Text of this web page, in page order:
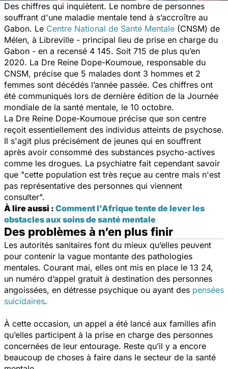
Des chiffres qui inquiètent. Le nombre de personnes
souffrant d'une maladie mentale tend à s’accroître au
Gabon. Le Centre National de Santé Mentale (CNSM) de
Mélen, à Libreville - principal lieu de prise en charge du
Gabon - en a recensé 4 145. Soit 715 de plus qu’en
2020. La Dre Reine Dope-Koumoue, responsable du
CNSM, précise que 5 malades dont 3 hommes et 2
femmes sont décédés l’année passée. Ces chiffres ont
été communiqués lors de dernière édition de la Journée
mondiale de la santé mentale, le 10 octobre.
La Dre Reine Dope-Koumoue précise que son centre
reçoit essentiellement des individus atteints de psychose.
Il s'agit plus précisément de jeunes qui en souffrent
après avoir consommé des substances psycho-actives
comme les drogues. La psychiatre fait cependant savoir
que "cette population est très reçue au centre mais n'est
pas représentative des personnes qui viennent
consulter".
À lire aussi : Comment l'Afrique tente de lever les
obstacles aux soins de santé mentale
Des problèmes à n’en plus finir
Les autorités sanitaires font du mieux qu’elles peuvent
pour contenir la vague montante des pathologies
mentales. Courant mai, elles ont mis en place le 13 24,
un numéro d’appel gratuit à destination des personnes
angoissées, en détresse psychique ou ayant des pensées
suicidaires.
À cette occasion, un appel a été lancé aux familles afin
qu’elles participent à la prise en charge des personnes
concernées de leur entourage. Reste qu’il y a encore
beaucoup de choses à faire dans le secteur de la santé